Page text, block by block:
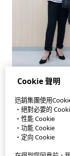
StyleHint APP
使用條款
Cookie 聲明
迅銷集團使用
・絕對必要的
・性能 Cookie
・功能 Cookie
・定向 Cookie